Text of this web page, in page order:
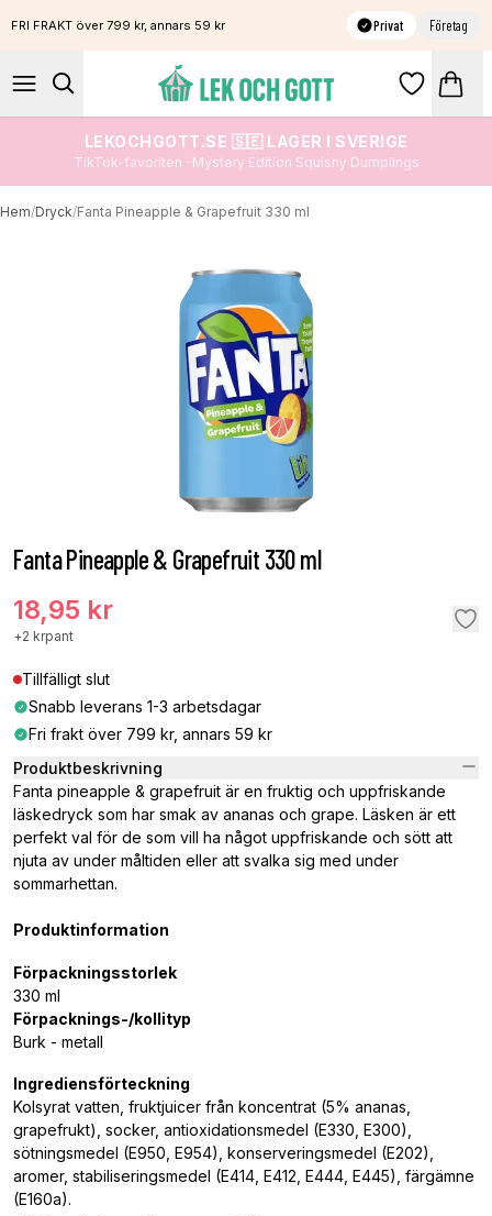
FRI FRAKT över 799 kr, annars 59 kr Privat Företag
LEKOCHGOTT.SE 🇸🇪 LAGER I SVERIGE
TikTok-favoriten -Mystery Edition Squishy Dumplings
Hem/Dryck/Fanta Pineapple & Grapefruit 330 ml
Fanta Pineapple & Grapefruit 330 ml
18,95 kr
+2 krpant
Tillfälligt slut
Snabb leverans 1-3 arbetsdagar
Fri frakt över 799 kr, annars 59 kr
Produktbeskrivning
Fanta pineapple & grapefruit är en fruktig och uppfriskande
läskedryck som har smak av ananas och grape. Läsken är ett
perfekt val för de som vill ha något uppfriskande och sött att
njuta av under måltiden eller att svalka sig med under
sommarhettan.
Produktinformation
Förpackningsstorlek
330 ml
Förpacknings-/kollityp
Burk - metall
Ingrediensförteckning
Kolsyrat vatten, fruktjuicer från koncentrat (5% ananas,
grapefrukt), socker, antioxidationsmedel (E330, E300),
sötningsmedel (E950, E954), konserveringsmedel (E202),
aromer, stabiliseringsmedel (E414, E412, E444, E445), färgämne
(E160a).